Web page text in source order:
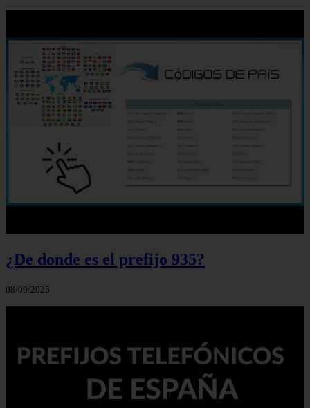
¿De donde es el prefijo 935?
08/09/2025